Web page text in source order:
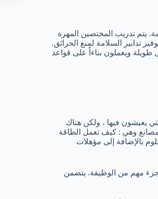
يتم تدريب المختصين المهرة
تدابير السلامة لمنع الحرائق.
ويعملون بناءاً على قواعد
يعيشون فيها ، ولكن هناك
وهي : كيف تعمل الطاقة
بالإضافة إلى مؤهلات
جزء مهم من الوظيفة. يتضمن